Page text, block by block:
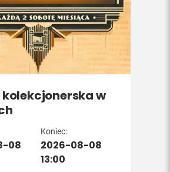
kolekcjonerska w
08
Koniec:
2026-08-08
13:00